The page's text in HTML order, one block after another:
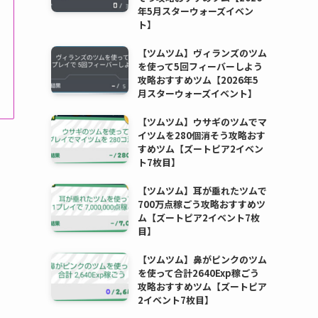
年5月スターウォーズイベン
ト】
【ツムツム】ヴィランズのツム
を使って5回フィーバーしよう
攻略おすすめツム【2026年5
月スターウォーズイベント】
【ツムツム】ウサギのツムでマ
イツムを280個消そう攻略おす
すめツム【ズートピア2イベン
ト7枚目】
【ツムツム】耳が垂れたツムで
700万点稼ごう攻略おすすめツ
ム【ズートピア2イベント7枚
目】
【ツムツム】鼻がピンクのツム
を使って合計2640Exp稼ごう
攻略おすすめツム【ズートピア
2イベント7枚目】